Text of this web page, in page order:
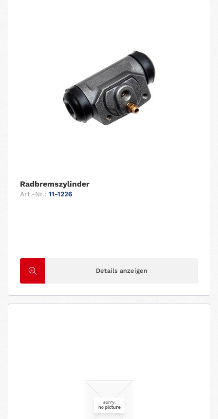
Radbremszylinder
Art.-Nr.: 11-1226
Details anzeigen